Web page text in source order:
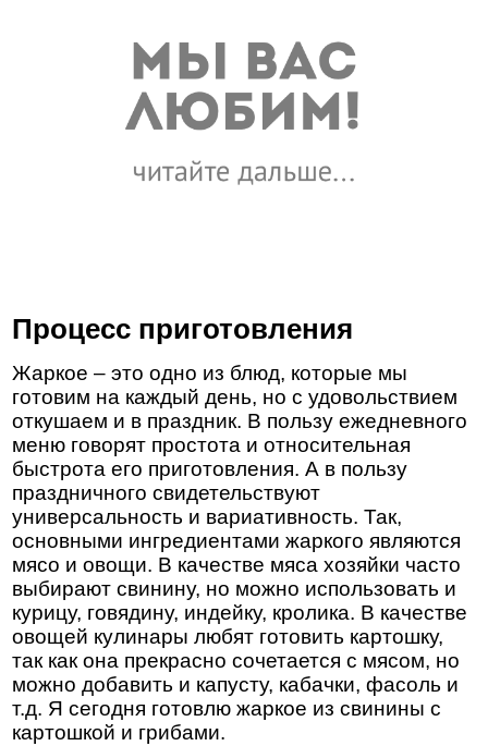
Процесс приготовления
Жаркое – это одно из блюд, которые мы
готовим на каждый день, но с удовольствием
откушаем и в праздник. В пользу ежедневного
меню говорят простота и относительная
быстрота его приготовления. А в пользу
праздничного свидетельствуют
универсальность и вариативность. Так,
основными ингредиентами жаркого являются
мясо и овощи. В качестве мяса хозяйки часто
выбирают свинину, но можно использовать и
курицу, говядину, индейку, кролика. В качестве
овощей кулинары любят готовить картошку,
так как она прекрасно сочетается с мясом, но
можно добавить и капусту, кабачки, фасоль и
т.д. Я сегодня готовлю жаркое из свинины с
картошкой и грибами.